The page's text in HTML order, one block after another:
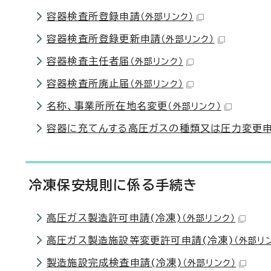
容器検査所登録申請 （外部リンク）
容器検査所登録更新申請 （外部リンク）
容器検査主任者届 （外部リンク）
容器検査所廃止届 （外部リンク）
名称、事業所所在地名変更 （外部リンク）
容器に充てんする高圧ガスの種類又は圧力変更
冷凍保安規則に係る手続き
高圧ガス製造許可申請(冷凍) （外部リンク）
高圧ガス製造施設等変更許可申請(冷凍) （外部リ
製造施設完成検査申請(冷凍) （外部リンク）